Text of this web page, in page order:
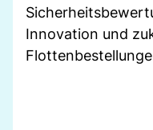
Innovation und